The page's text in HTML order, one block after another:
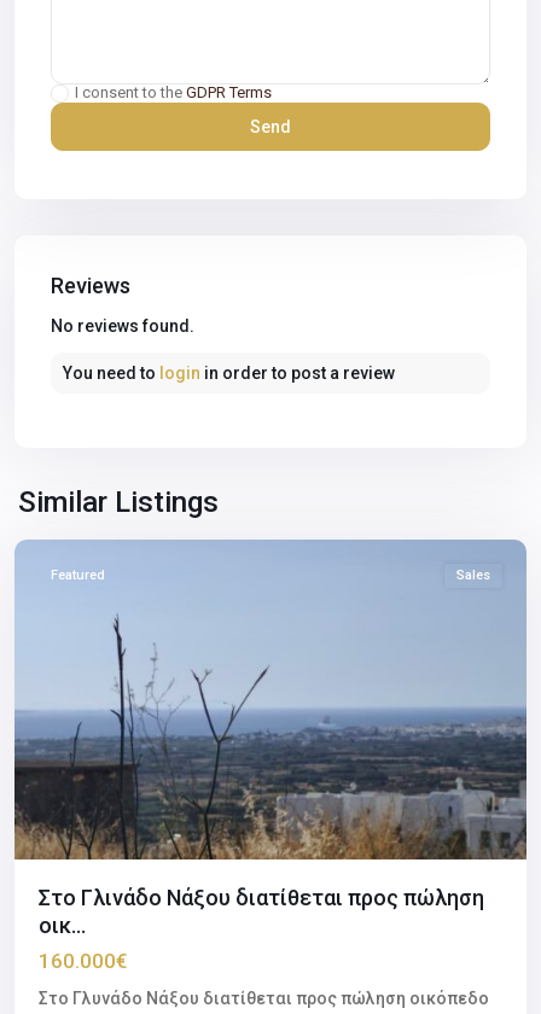
I consent to the GDPR Terms
Reviews
No reviews found.
You need to login in order to post a review
Similar Listings
Naxos
Naxos
Featured Sales
Στο Γλινάδο Νάξου διατίθεται προς πώληση
οικ...
160.000€
Στο Γλυνάδο Νάξου διατίθεται προς πώληση οικόπεδο